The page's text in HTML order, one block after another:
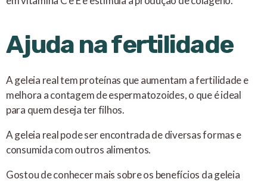
Ajuda na fertilidade
A geleia real tem proteínas que aumentam a fertilidade e
melhora a contagem de espermatozoides, o que é ideal
para quem deseja ter filhos.
A geleia real pode ser encontrada de diversas formas e
consumida com outros alimentos.
Gostou de conhecer mais sobre os benefícios da geleia